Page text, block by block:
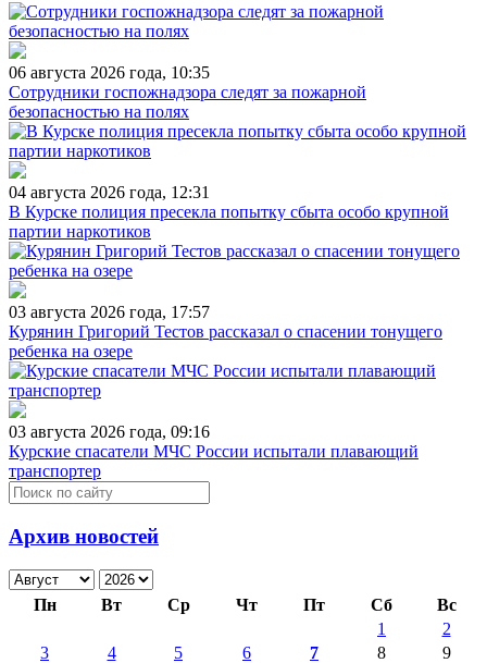
06 августа 2026 года, 10:35
Сотрудники госпожнадзора следят за пожарной
безопасностью на полях
04 августа 2026 года, 12:31
В Курске полиция пресекла попытку сбыта особо крупной
партии наркотиков
03 августа 2026 года, 17:57
Курянин Григорий Тестов рассказал о спасении тонущего
ребенка на озере
03 августа 2026 года, 09:16
Курские спасатели МЧС России испытали плавающий
транспортер
Архив новостей
Пн Вт Ср Чт Пт Сб
Вс
1
2
3
4 5 6 7 8
9